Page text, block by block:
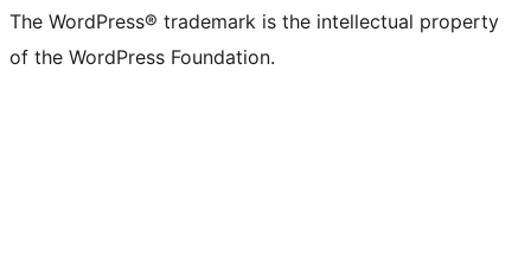
The WordPress® trademark is the intellectual property
of the WordPress Foundation.